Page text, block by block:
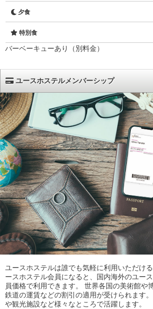
夕食
特別食
バーベーキューあり（別料金）
ユースホステルメンバーシップ
ユースホステルは誰でも気軽に利用いただけ
ースホステル会員になると、国内海外のユー
員価格で利用できます。 世界各国の美術館や
鉄道の運賃などの割引の適用が受けられます
や観光施設など様々なところで活躍します。